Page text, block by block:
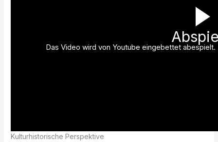
Das Video wird von Youtube eingebettet
Kulturhistorische Perspektive